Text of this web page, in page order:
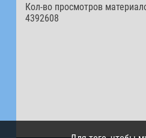
Кол-во просмотров
4392608